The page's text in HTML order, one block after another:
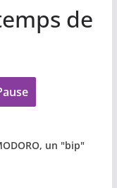
de
un "bip"